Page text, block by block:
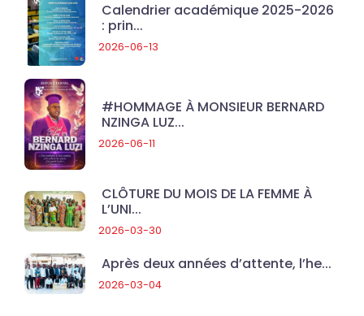
Calendrier académique 2025-2026
: prin...
2026-06-13
#HOMMAGE À MONSIEUR BERNARD
NZINGA LUZ...
2026-06-11
CLÔTURE DU MOIS DE LA FEMME À
L’UNI...
2026-03-30
Après deux années d’attente, l’he...
2026-03-04